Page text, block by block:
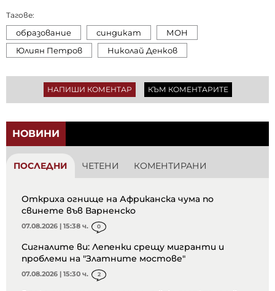
Тагове:
образование синдикат
МОН
Юлиян Петров
Николай Денков
НАПИШИ КОМЕНТАР КЪМ КОМЕНТАРИТЕ
НОВИНИ
ПОСЛЕДНИ ЧЕТЕНИ КОМЕНТИРАНИ
Откриха огнище на Африканска чума по
свинете във Варненско
07.08.2026 | 15:38 ч. 0
Сигналите ви: Лепенки срещу мигранти и
проблеми на "Златните мостове"
07.08.2026 | 15:30 ч. 2